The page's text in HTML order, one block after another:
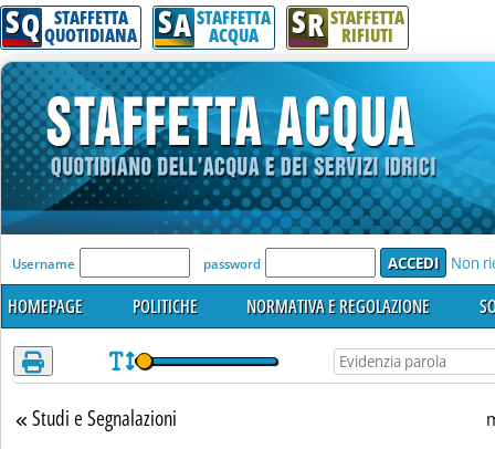
Attenzione! Esegui l'accesso per lèggere interamente la notizia.
SQ STAFFETTA
QUOTIDIANA SA STAFFETTA
ACQUA SR STAFFETTA
RIFIUTI
'Modulo Login per accedere'
Username password Non
HOMEPAGE POLITICHE NORMATIVA E REGOLAZIONE
Torna alla sezione
Studi e Segnalazioni